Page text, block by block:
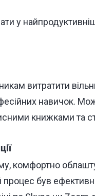
у
витратити
навичок.
книжками та
комфортно
процес був